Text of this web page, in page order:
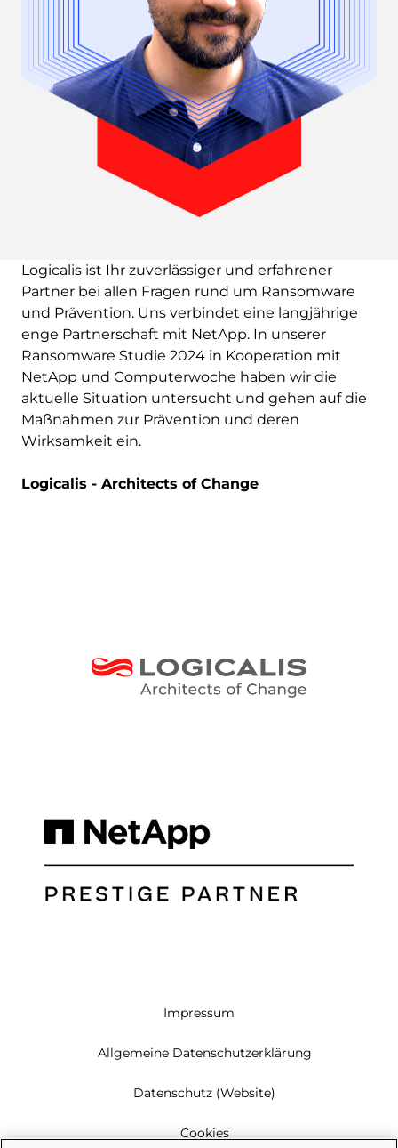
Logicalis ist Ihr zuverlässiger und erfahrener
Partner bei allen Fragen rund um Ransomware
und Prävention. Uns verbindet eine langjährige
enge Partnerschaft mit NetApp. In unserer
Ransomware Studie 2024 in Kooperation mit
NetApp und Computerwoche haben wir die
aktuelle Situation untersucht und gehen auf die
Maßnahmen zur Prävention und deren
Wirksamkeit ein.
Logicalis - Architects of Change
Impressum
Allgemeine Datenschutzerklärung
Datenschutz (Website)
Cookies